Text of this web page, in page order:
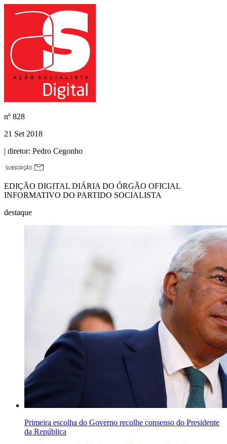
nº 828
21 Set 2018
| diretor: Pedro Cegonho
EDIÇÃO DIGITAL DIÁRIA DO ÓRGÃO OFICIAL
INFORMATIVO DO PARTIDO SOCIALISTA
destaque
Primeira escolha do Governo recolhe consenso do Presidente
da República